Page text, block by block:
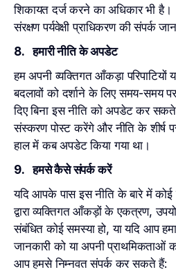
शिकायत दर्ज करने का अधिकार
संरक्षण पर्यवेक्षी प्राधिकरण की संपर्क
8. हमारी नीति के अपडेट
हम अपनी व्यक्तिगत आँकड़ा परिपाटियों
बदलावों को दर्शाने के लिए समय-समय
दिए बिना इस नीति को अपडेट कर
संस्करण पोस्ट करेंगे और नीति के शीर्ष
हाल में कब अपडेट किया गया था।
9. हमसे कैसे संपर्क करें
यदि आपके पास इस नीति के बारे में कोई
द्वारा व्यक्तिगत आँकड़ों के एकत्रण,
संबंधित कोई समस्या हो, या यदि आप
जानकारी को या अपनी प्राथमिकताओं
आप हमसे निम्नवत संपर्क कर सकते हैं: